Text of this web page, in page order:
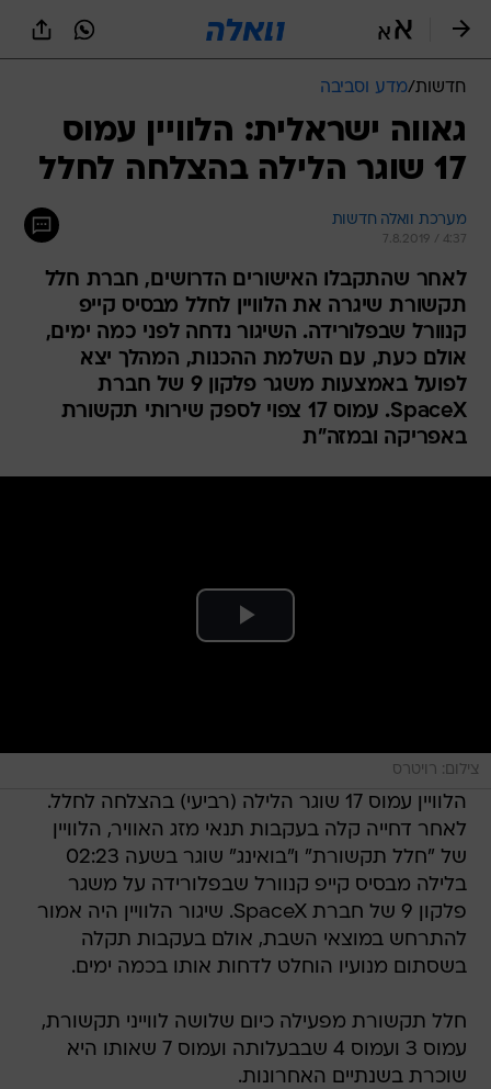
חדשות/מדע וסביבה
גאווה ישראלית: הלוויין עמוס
17 שוגר הלילה בהצלחה לחלל
מערכת וואלה חדשות
7.8.2019 / 4:37
לאחר שהתקבלו האישורים הדרושים, חברת חלל
תקשורת שיגרה את הלוויין לחלל מבסיס קייפ
קנוורל שבפלורידה. השיגור נדחה לפני כמה ימים,
אולם כעת, עם השלמת ההכנות, המהלך יצא
לפועל באמצעות משגר פלקון 9 של חברת
SpaceX. עמוס 17 צפוי לספק שירותי תקשורת
באפריקה ובמזה"ת
צילום: רויטרס
הלוויין עמוס 17 שוגר הלילה (רביעי) בהצלחה לחלל.
לאחר דחייה קלה בעקבות תנאי מזג האוויר, הלוויין
של "חלל תקשורת" ו"בואינג" שוגר בשעה 02:23
בלילה מבסיס קייפ קנוורל שבפלורידה על משגר
פלקון 9 של חברת SpaceX. שיגור הלוויין היה אמור
להתרחש במוצאי השבת, אולם בעקבות תקלה
בשסתום מנועיו הוחלט לדחות אותו בכמה ימים.
חלל תקשורת מפעילה כיום שלושה לווייני תקשורת,
עמוס 3 ועמוס 4 שבבעלותה ועמוס 7 שאותו היא
שוכרת בשנתיים האחרונות.